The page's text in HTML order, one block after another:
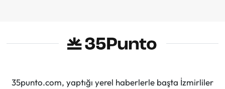
35punto.com, yaptığı yerel haberlerle başta İzmirliler